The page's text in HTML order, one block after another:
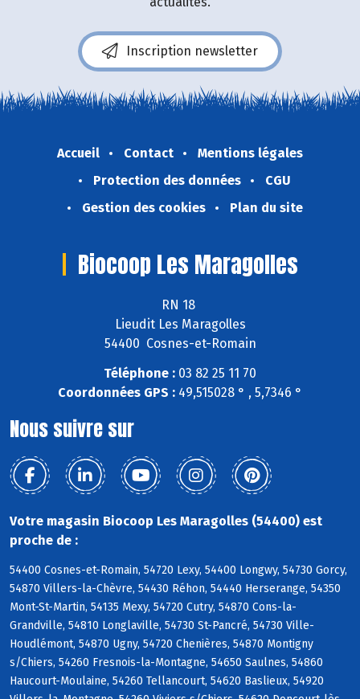
Inscription newsletter
Accueil Contact
Mentions légales
Protection des données
CGU
Gestion des cookies
Plan du site
Biocoop Les Maragolles
RN 18
Lieudit Les Maragolles
54400 Cosnes-et-Romain
Téléphone : 03 82 25 11 70
Coordonnées GPS : 49,515028 ° , 5,7346 °
Nous suivre sur
Votre magasin Biocoop Les Maragolles (54400) est
proche de :
54400 Cosnes-et-Romain, 54720 Lexy, 54400 Longwy, 54730 Gorcy,
54870 Villers-la-Chèvre, 54430 Réhon, 54440 Herserange, 54350
Mont-St-Martin, 54135 Mexy, 54720 Cutry, 54870 Cons-la-
Grandville, 54810 Longlaville, 54730 St-Pancré, 54730 Ville-
Houdlémont, 54870 Ugny, 54720 Chenières, 54870 Montigny
s/Chiers, 54260 Fresnois-la-Montagne, 54650 Saulnes, 54860
Haucourt-Moulaine, 54260 Tellancourt, 54620 Baslieux, 54920